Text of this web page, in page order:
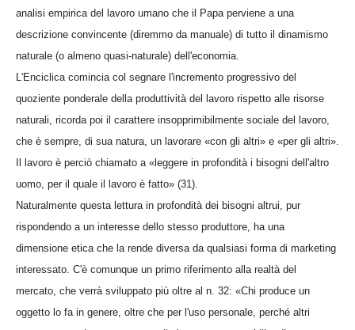
analisi empirica del lavoro umano che il Papa perviene a una
descrizione convincente (diremmo da manuale) di tutto il dinamismo
naturale (o almeno quasi-naturale) dell'economia.
L'Enciclica comincia col segnare l'incremento progressivo del
quoziente ponderale della produttività del lavoro rispetto alle risorse
naturali, ricorda poi il carattere insopprimibilmente sociale del lavoro,
che è sempre, di sua natura, un lavorare «con gli altri» e «per gli altri».
Il lavoro è perciò chiamato a «leggere in profondità i bisogni dell'altro
uomo, per il quale il lavoro è fatto» (31).
Naturalmente questa lettura in profondità dei bisogni altrui, pur
rispondendo a un interesse dello stesso produttore, ha una
dimensione etica che la rende diversa da qualsiasi forma di marketing
interessato. C'è comunque un primo riferimento alla realtà del
mercato, che verrà sviluppato più oltre al n. 32: «Chi produce un
oggetto lo fa in genere, oltre che per l'uso personale, perché altri